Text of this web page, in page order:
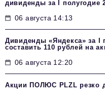
дивиденды за I полугодие
06 августа 14:13
Дивиденды «Яндекса» за I
составить 110 рублей на
06 августа 12:20
Акции ПОЛЮС PLZL резко